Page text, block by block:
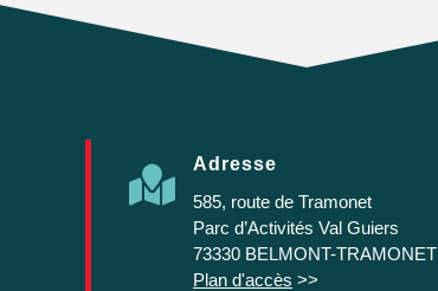

Adresse
585, route de Tramonet
Parc d’Activités Val Guiers
73330 BELMONT-TRAMONET
Plan d'accès >>